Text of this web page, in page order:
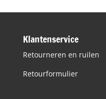
€149,00.€40,00.
Klantenservice
Retourneren en ruilen
Retourformulier